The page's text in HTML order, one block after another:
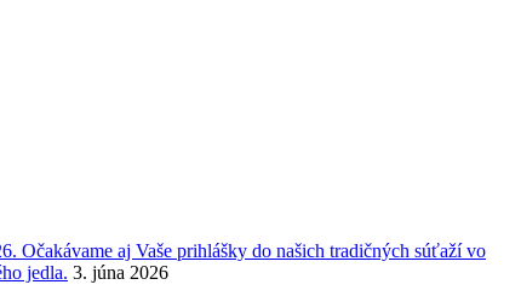
Očakávame aj Vaše prihlášky do našich tradičných súťaží vo
jedla. 3. júna 2026